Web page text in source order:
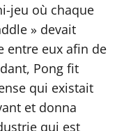
jeu où chaque
» devait
entre eux afin de
Pong fit
qui existait
et donna
qui est